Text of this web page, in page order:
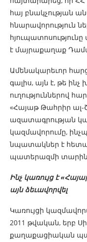
հայ բնակչության
հնարավորություն
է մայրաքաղաք
Ամենակարեւոր
գալիս, այն է, թե
ուղություններով
«Հայաթ Թահրիր ալ-
ազատագրության
կազմավորումը,
նպատակներ է
պատերազմի
Ինչ կառույց է
այն ձեւավորվել
Կառույցի
2011 թվական, երբ
քաղաքացիական